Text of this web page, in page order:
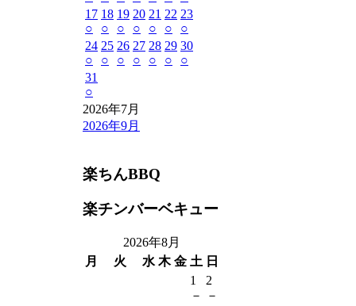
17
○
18
○
19
○
20
○
21
○
22
○
23
○
24
○
25
○
26
○
27
○
28
○
29
○
30
○
31
○
2026年7月
2026年9月
楽ちんBBQ
楽チンバーベキュー
2026年8月
月
火 水 木 金 土 日
1
－
2
－